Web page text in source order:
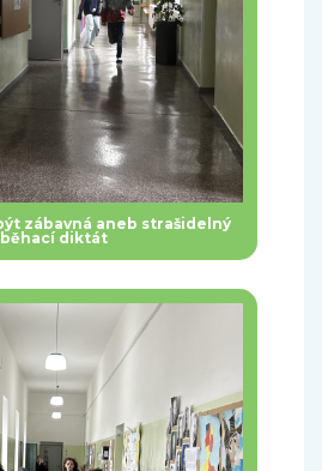
zábavná aneb strašidelný
běhací diktát